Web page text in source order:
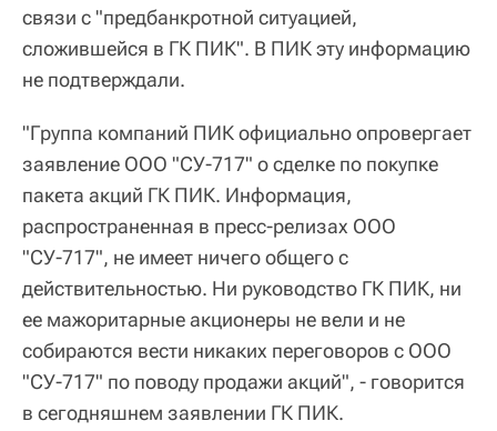
связи с "предбанкротной ситуацией,
сложившейся в ГК ПИК". В ПИК эту информацию
не подтверждали.
"Группа компаний ПИК официально опровергает
заявление ООО "СУ-717" о сделке по покупке
пакета акций ГК ПИК. Информация,
распространенная в пресс-релизах ООО
"СУ-717", не имеет ничего общего с
действительностью. Ни руководство ГК ПИК, ни
ее мажоритарные акционеры не вели и не
собираются вести никаких переговоров с ООО
"СУ-717" по поводу продажи акций", - говорится
в сегодняшнем заявлении ГК ПИК.